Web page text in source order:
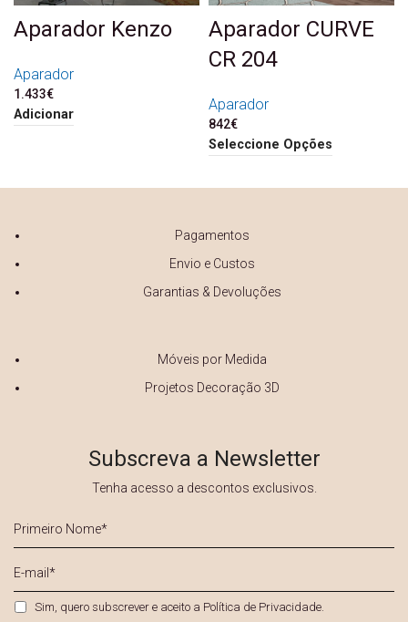
Aparador Kenzo
Aparador
1.433€
Adicionar
Aparador CURVE
CR 204
Aparador
842€
Seleccione Opções
Pagamentos
Envio e Custos
Garantias & Devoluções
Móveis por Medida
Projetos Decoração 3D
Subscreva a Newsletter
Tenha acesso a descontos exclusivos.
Nome
*
mail
Privacidade *
Sim, quero subscrever e aceito a Política de Privacidade.